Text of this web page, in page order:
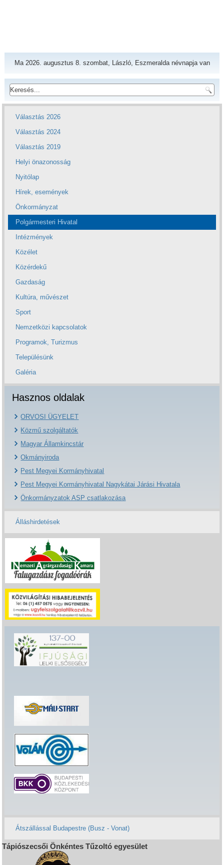
Ma 2026. augusztus 8. szombat, László, Eszmeralda névnapja van
Választás 2026
Választás 2024
Választás 2019
Helyi önazonosság
Nyitólap
Hírek, események
Önkormányzat
Polgármesteri Hivatal
Intézmények
Közélet
Közérdekű
Gazdaság
Kultúra, művészet
Sport
Nemzetközi kapcsolatok
Programok, Turizmus
Településünk
Galéria
Hasznos oldalak
ORVOSI ÜGYELET
Közmű szolgáltatók
Magyar Államkincstár
Okmányiroda
Pest Megyei Kormányhivatal
Pest Megyei Kormányhivatal Nagykátai Járási Hivatala
Önkormányzatok ASP csatlakozása
Álláshirdetések
Átszállással Budapestre (Busz - Vonat)
Tápiószecsői Önkéntes Tűzoltó egyesület